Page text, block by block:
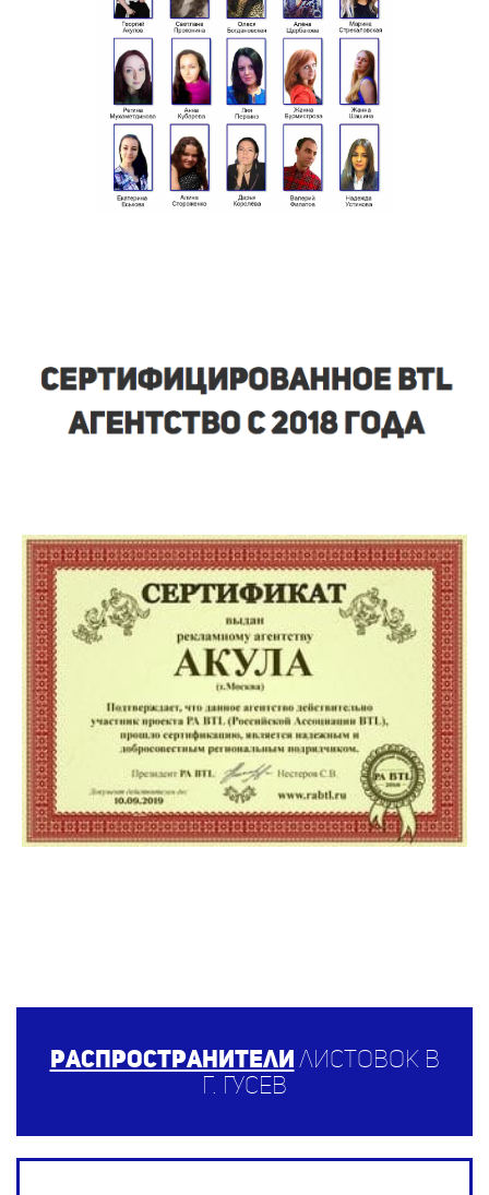
Распространители листовок в
г. Гусев